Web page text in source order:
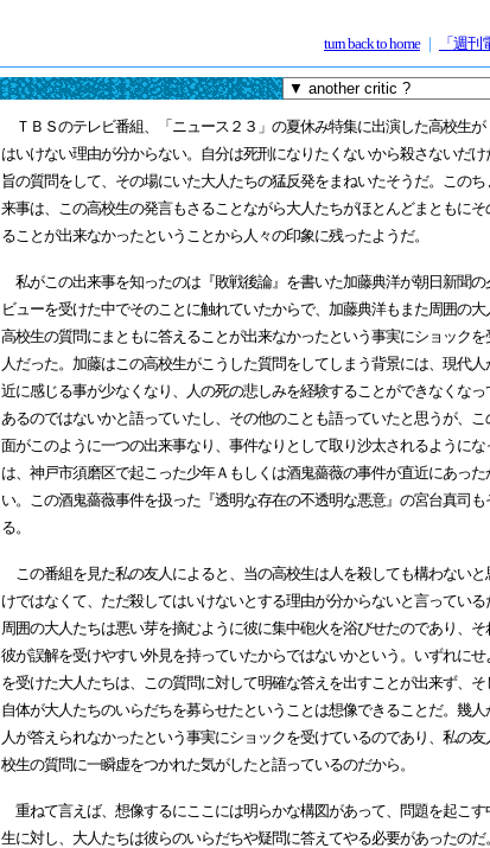
turn back to home｜ 「週
ＴＢＳのテレビ番組、「ニュース２３」の夏休み特集に出演した高校生が
はいけない理由が分からない。自分は死刑になりたくないから殺さないだけ
旨の質問をして、その場にいた大人たちの猛反発をまねいたそうだ。このち
来事は、この高校生の発言もさることながら大人たちがほとんどまともにそ
ることが出来なかったということから人々の印象に残ったようだ。
私がこの出来事を知ったのは『敗戦後論』を書いた加藤典洋が朝日新聞の
ビューを受けた中でそのことに触れていたからで、加藤典洋もまた周囲の
高校生の質問にまともに答えることが出来なかったという事実にショックを
人だった。加藤はこの高校生がこうした質問をしてしまう背景には、現代
近に感じる事が少なくなり、人の死の悲しみを経験することができなくなっ
あるのではないかと語っていたし、その他のことも語っていたと思うが、こ
面がこのように一つの出来事なり、事件なりとして取り沙太されるようにな
は、神戸市須磨区で起こった少年Ａもしくは酒鬼薔薇の事件が直近にあった
い。この酒鬼薔薇事件を扱った『透明な存在の不透明な悪意』の宮台真司も
る。
この番組を見た私の友人によると、当の高校生は人を殺しても構わないと
けではなくて、ただ殺してはいけないとする理由が分からないと言っている
周囲の大人たちは悪い芽を摘むように彼に集中砲火を浴びせたのであり、そ
彼が誤解を受けやすい外見を持っていたからではないかという。いずれにせ
を受けた大人たちは、この質問に対して明確な答えを出すことが出来ず、そ
自体が大人たちのいらだちを募らせたということは想像できることだ。幾人
人が答えられなかったという事実にショックを受けているのであり、私の
校生の質問に一瞬虚をつかれた気がしたと語っているのだから。
重ねて言えば、想像するにここには明らかな構図があって、問題を起こす
生に対し、大人たちは彼らのいらだちや疑問に答えてやる必要があったのだ